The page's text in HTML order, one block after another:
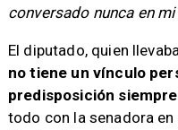
conversado nunca en
El diputado, quien
no tiene un vínculo
predisposición
todo con la senadora